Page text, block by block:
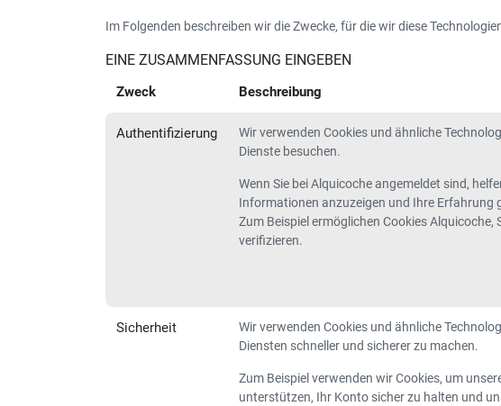
Im Folgenden beschreiben wir die Zwecke, für die wir diese
EINE ZUSAMMENFASSUNG EINGEBEN
Zweck Beschreibung
Authentifizierung
Wir verwenden Cookies und ähnliche
Dienste besuchen.
Wenn Sie bei Alquicoche angemeldet sind,
Informationen anzuzeigen und Ihre Erfahrung
Zum Beispiel ermöglichen Cookies
verifizieren.
Sicherheit
Wir verwenden Cookies und ähnliche
Diensten schneller und sicherer zu machen.
Zum Beispiel verwenden wir Cookies, um
unterstützen, Ihr Konto sicher zu halten und